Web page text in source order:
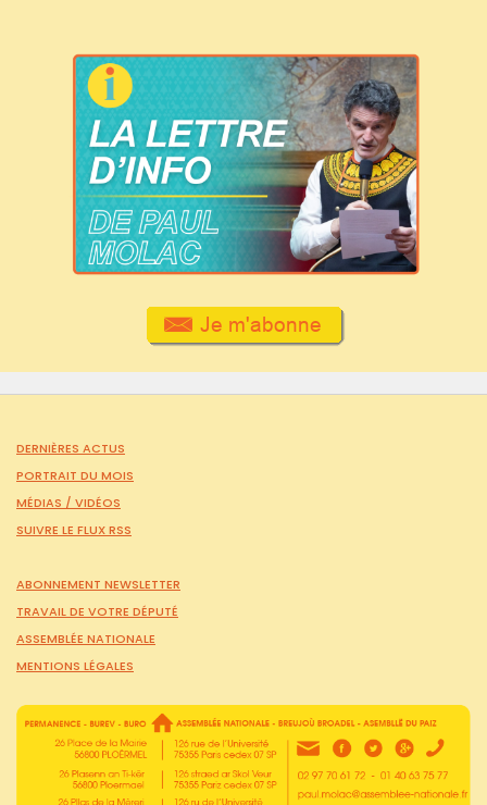
DERNIÈRES ACTUS
PORTRAIT DU MOIS
MÉDIAS / VIDÉOS
SUIVRE LE FLUX RSS
ABONNEMENT NEWSLETTER
TRAVAIL DE VOTRE DÉPUTÉ
ASSEMBLÉE NATIONALE
MENTIONS LÉGALES